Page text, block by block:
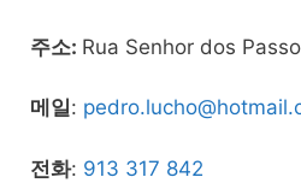
주소: Rua Senhor dos
메일:
전화: 913 317 842